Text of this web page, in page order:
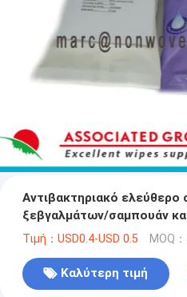
Αντιβακτηριακό
ξεβγαλμάτων/σαμπουάν
Τιμή：USD0.4-USD 0.5 MOQ
Καλύτερη τιμή